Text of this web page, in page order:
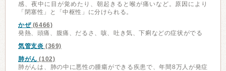
感、夜中に目が覚めたり、朝起きると喉が痛いなど。原因により
「閉塞性」と「中枢性」に分けられる。
かぜ(6466)
発熱、頭痛、腹痛、だるさ、咳、吐き気、下痢などの症状がでる
気管支炎 (369)
肺がん (102)
肺がんは、肺の中に悪性の腫瘍ができる疾患で、年間8万人が発症